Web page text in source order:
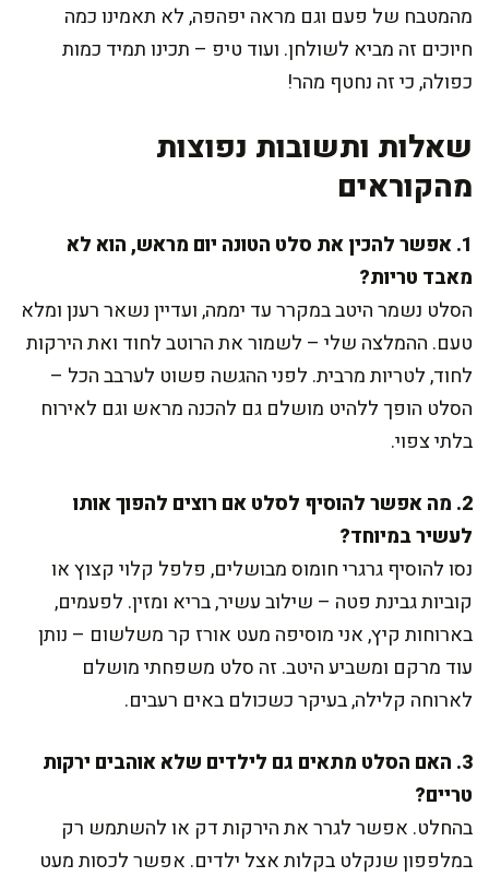
מהמטבח של פעם וגם מראה יפהפה, לא תאמינו כמה
חיוכים זה מביא לשולחן. ועוד טיפ – תכינו תמיד כמות
כפולה, כי זה נחטף מהר!
שאלות ותשובות נפוצות
מהקוראים
1. אפשר להכין את סלט הטונה יום מראש, הוא לא
מאבד טריות?
הסלט נשמר היטב במקרר עד יממה, ועדיין נשאר רענן ומלא
טעם. ההמלצה שלי – לשמור את הרוטב לחוד ואת הירקות
לחוד, לטריות מרבית. לפני ההגשה פשוט לערבב הכל –
הסלט הופך ללהיט מושלם גם להכנה מראש וגם לאירוח
בלתי צפוי.
2. מה אפשר להוסיף לסלט אם רוצים להפוך אותו
לעשיר במיוחד?
נסו להוסיף גרגרי חומוס מבושלים, פלפל קלוי קצוץ או
קוביות גבינת פטה – שילוב עשיר, בריא ומזין. לפעמים,
בארוחות קיץ, אני מוסיפה מעט אורז קר משלשום – נותן
עוד מרקם ומשביע היטב. זה סלט משפחתי מושלם
לארוחה קלילה, בעיקר כשכולם באים רעבים.
3. האם הסלט מתאים גם לילדים שלא אוהבים ירקות
טריים?
בהחלט. אפשר לגרר את הירקות דק או להשתמש רק
במלפפון שנקלט בקלות אצל ילדים. אפשר לכסות מעט